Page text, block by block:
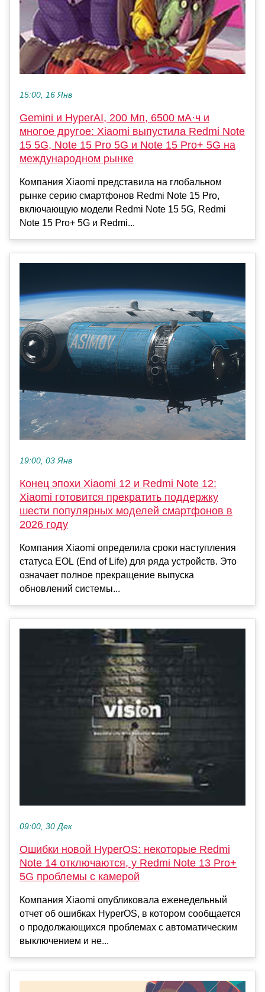
15:00, 16 Янв
Gemini и HyperAI, 200 Мп, 6500 мА·ч и
многое другое: Xiaomi выпустила Redmi Note
15 5G, Note 15 Pro 5G и Note 15 Pro+ 5G на
международном рынке
Компания Xiaomi представила на глобальном
рынке серию смартфонов Redmi Note 15 Pro,
включающую модели Redmi Note 15 5G, Redmi
Note 15 Pro+ 5G и Redmi...
19:00, 03 Янв
Конец эпохи Xiaomi 12 и Redmi Note 12:
Xiaomi готовится прекратить поддержку
шести популярных моделей смартфонов в
2026 году
Компания Xiaomi определила сроки наступления
статуса EOL (End of Life) для ряда устройств. Это
означает полное прекращение выпуска
обновлений системы...
09:00, 30 Дек
Ошибки новой HyperOS: некоторые Redmi
Note 14 отключаются, у Redmi Note 13 Pro+
5G проблемы с камерой
Компания Xiaomi опубликовала еженедельный
отчет об ошибках HyperOS, в котором сообщается
о продолжающихся проблемах с автоматическим
выключением и не...